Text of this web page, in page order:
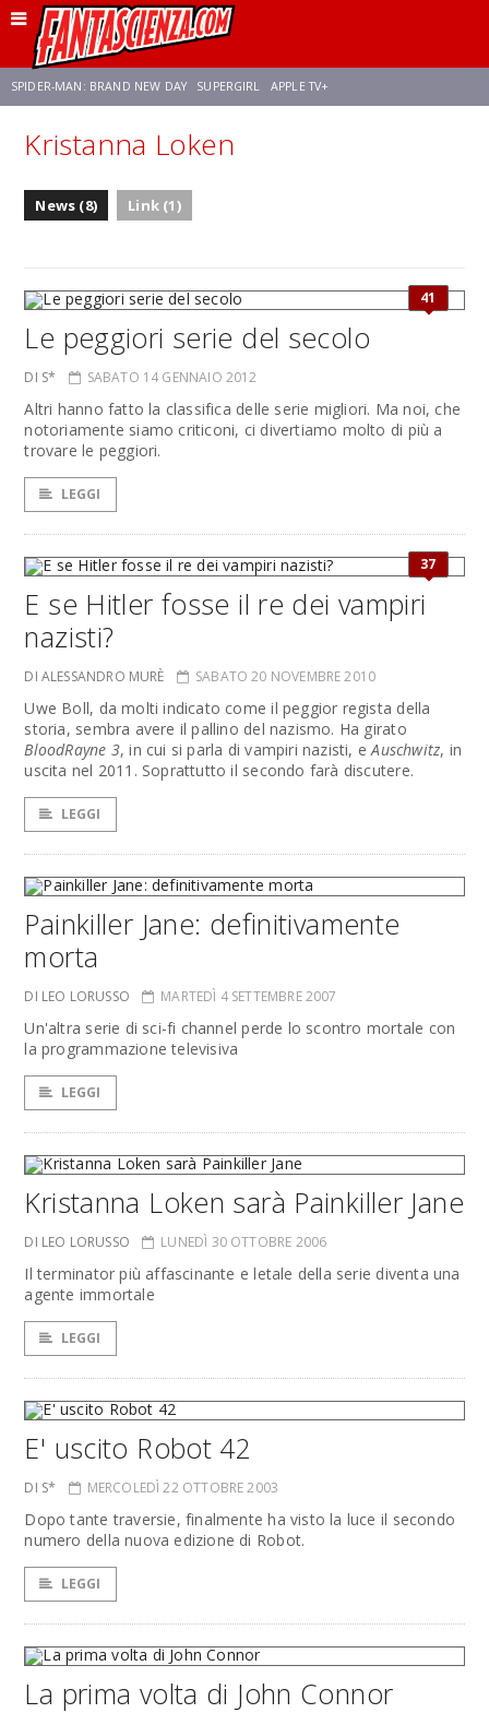
SPIDER-MAN: BRAND NEW DAY SUPERGIRL APPLE TV+
FRANCO RICCIARDIELLO ZENDAYA STAR TREK
Kristanna Loken
News (8) Link (1)
41
Le peggiori serie del secolo
DI S* SABATO 14 GENNAIO 2012
Altri hanno fatto la classifica delle serie migliori. Ma noi, che
notoriamente siamo criticoni, ci divertiamo molto di più a
trovare le peggiori.
LEGGI
37
E se Hitler fosse il re dei vampiri
nazisti?
DI ALESSANDRO MURÈ SABATO 20 NOVEMBRE 2010
Uwe Boll, da molti indicato come il peggior regista della
storia, sembra avere il pallino del nazismo. Ha girato
BloodRayne 3, in cui si parla di vampiri nazisti, eAuschwitz, in
uscita nel 2011. Soprattutto il secondo farà discutere.
LEGGI
Painkiller Jane: definitivamente
morta
DI LEO LORUSSO MARTEDÌ 4 SETTEMBRE 2007
Un'altra serie di sci-fi channel perde lo scontro mortale con
la programmazione televisiva
LEGGI
Kristanna Loken sarà Painkiller Jane
DI LEO LORUSSO LUNEDÌ 30 OTTOBRE 2006
Il terminator più affascinante e letale della serie diventa una
agente immortale
LEGGI
E' uscito Robot 42
DI S* MERCOLEDÌ 22 OTTOBRE 2003
Dopo tante traversie, finalmente ha visto la luce il secondo
numero della nuova edizione di Robot.
LEGGI
La prima volta di John Connor